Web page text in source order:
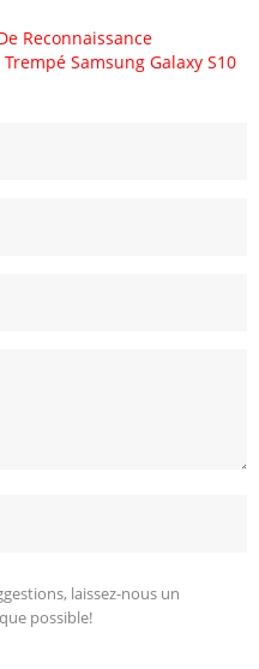
Reconnaissance
Samsung Galaxy S10
laissez-nous un
possible!